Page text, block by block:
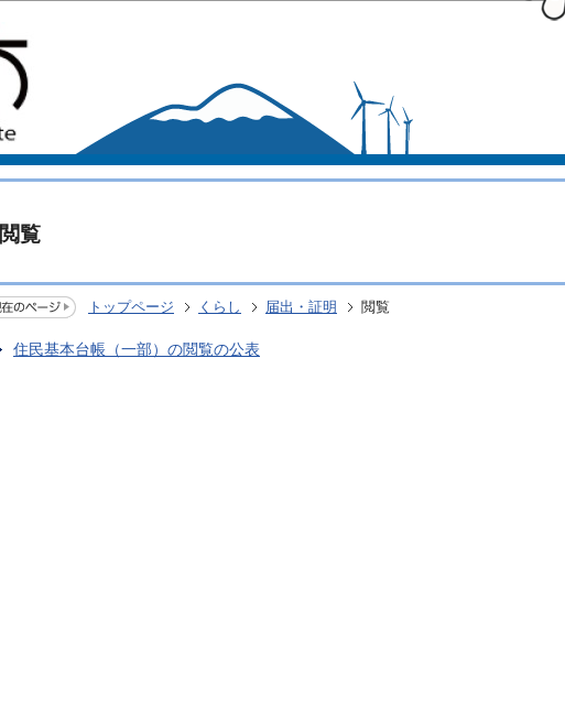
閲覧
トップページ くらし 届出・証明 閲覧
住民基本台帳（一部）の閲覧の公表